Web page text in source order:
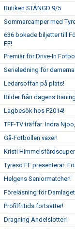
Butiken STÄNGD 9/5
Sommarcamper med
636 bokade biljetter till
FF!
Premiär för Drive-In
Serieledning för
Ledarsoffan på plats!
Bilder från dagens
Lagbesök hos F2014!
TFF-TV träffar: Indra
Gå-Fotbollen växer!
Kristi
Tyresö FF presenterar:
Helgens Seniormatcher!
Föreläsning för
Profilfritids fortsätter!
Dragning Andelslotteri